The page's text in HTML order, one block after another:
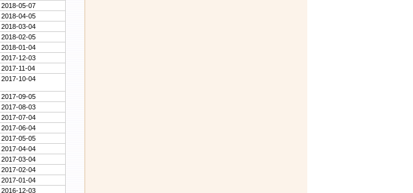
2018-05-07
2018-04-05
2018-03-04
2018-02-05
2018-01-04
2017-12-03
2017-11-04
2017-10-04
2017-09-05
2017-08-03
2017-07-04
2017-06-04
2017-05-05
2017-04-04
2017-03-04
2017-02-04
2017-01-04
2016-12-03